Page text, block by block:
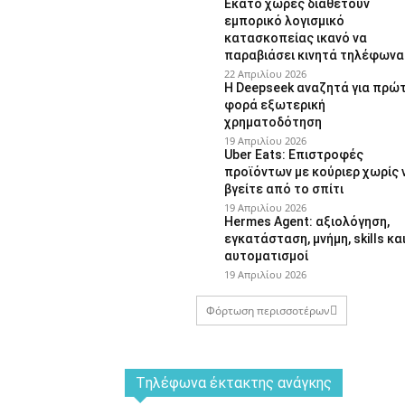
Εκατό χώρες διαθέτουν
εμπορικό λογισμικό
κατασκοπείας ικανό να
παραβιάσει κινητά τηλέφωνα
22 Απριλίου 2026
Η Deepseek αναζητά για
φορά εξωτερική
χρηματοδότηση
19 Απριλίου 2026
Uber Eats: Επιστροφές
προϊόντων με κούριερ χωρίς
βγείτε από το σπίτι
19 Απριλίου 2026
Hermes Agent: αξιολόγηση,
εγκατάσταση, μνήμη, skills και
αυτοματισμοί
19 Απριλίου 2026
Φόρτωση περισσοτέρων
Tηλέφωνα έκτακτης ανάγκης